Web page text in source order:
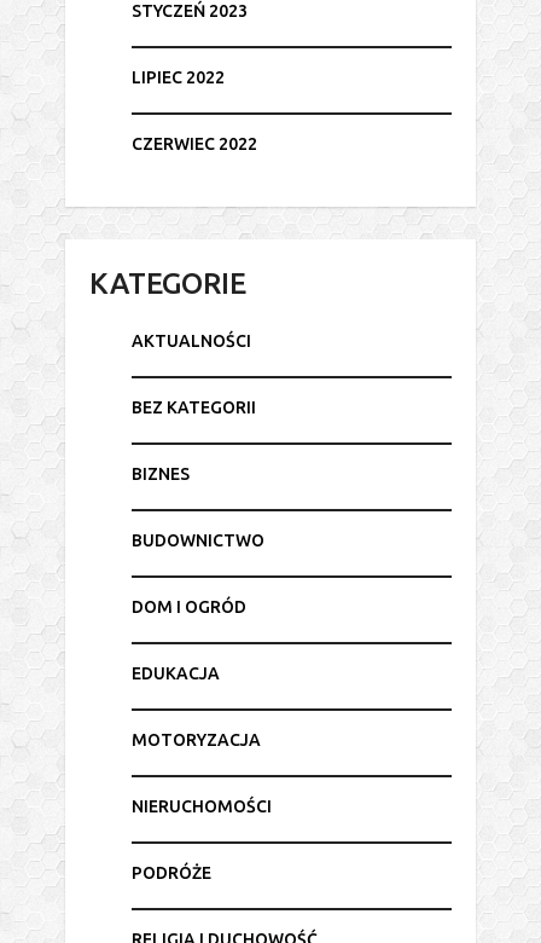
STYCZEŃ 2023
LIPIEC 2022
CZERWIEC 2022
KATEGORIE
AKTUALNOŚCI
BEZ KATEGORII
BIZNES
BUDOWNICTWO
DOM I OGRÓD
EDUKACJA
MOTORYZACJA
NIERUCHOMOŚCI
PODRÓŻE